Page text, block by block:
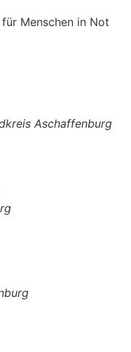
Menschen in Not
Aschaffenburg